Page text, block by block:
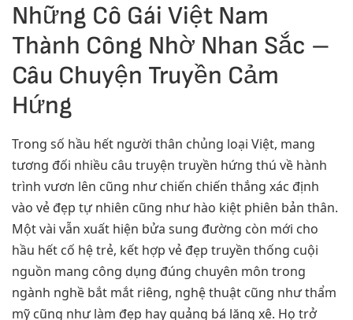
Những Cô Gái Việt Nam
Thành Công Nhờ Nhan Sắc –
Câu Chuyện Truyền Cảm
Hứng
Trong số hầu hết người thân chủng loại Việt, mang
tương đối nhiều câu truyện truyền hứng thú về hành
trình vươn lên cũng như chiến chiến thắng xác định
vào vẻ đẹp tự nhiên cũng như hào kiệt phiên bản thân.
Một vài vẫn xuất hiện bửa sung đường còn mới cho
hầu hết cố hệ trẻ, kết hợp vẻ đẹp truyền thống cuội
nguồn mang công dụng đúng chuyên môn trong
ngành nghề bắt mắt riêng, nghệ thuật cũng như thẩm
mỹ cũng như làm đẹp hay quảng bá lăng xê. Họ trở